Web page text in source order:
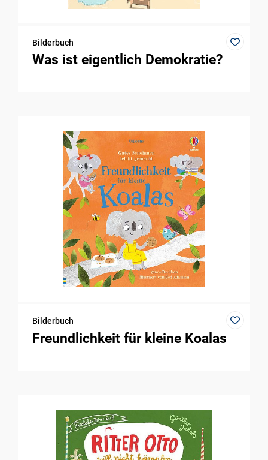
Bilderbuch
Was ist eigentlich Demokratie?
Bilderbuch
Freundlichkeit für kleine Koalas